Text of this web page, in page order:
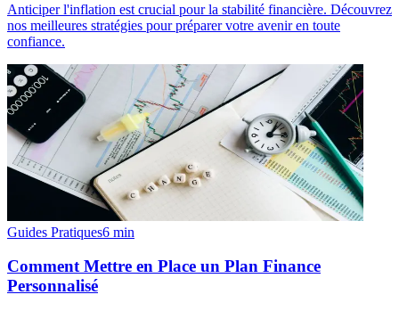
Anticiper l'inflation est crucial pour la stabilité financière. Découvrez
nos meilleures stratégies pour préparer votre avenir en toute
confiance.
Guides Pratiques6 min
Comment Mettre en Place un Plan Finance
Personnalisé